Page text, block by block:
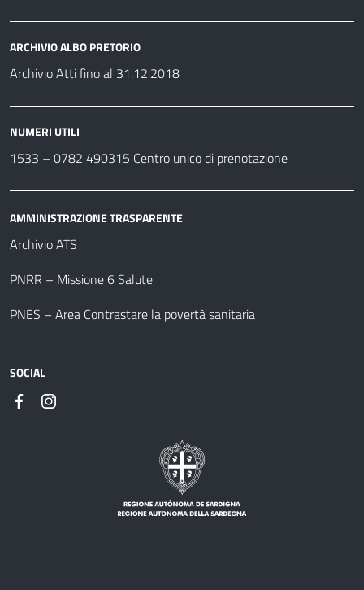
ARCHIVIO ALBO PRETORIO
Archivio Atti fino al 31.12.2018
NUMERI UTILI
1533 – 0782 490315 Centro unico di prenotazione
AMMINISTRAZIONE TRASPARENTE
Archivio ATS
PNRR – Missione 6 Salute
PNES – Area Contrastare la povertà sanitaria
SOCIAL